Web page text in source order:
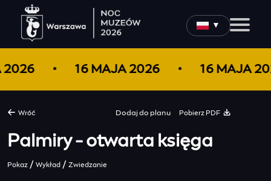
▼
2026 16 MAJA 2026 16 MAJA
Dodaj do planu Pobierz PDF
Wróć
Palmiry - otwarta księga
Pokaz / Wykład / Zwiedzanie